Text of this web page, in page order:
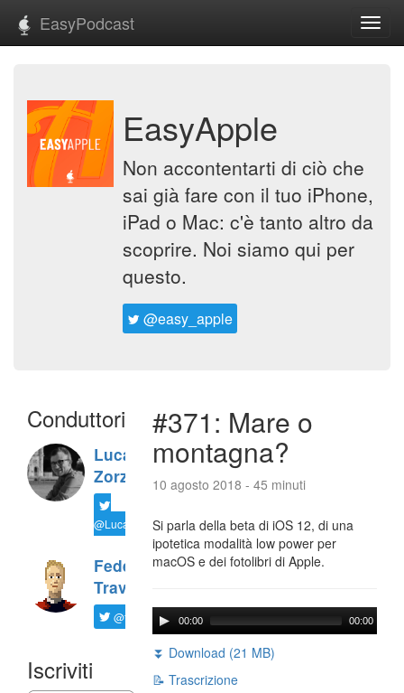
EasyPodcast
EasyApple
Non accontentarti di ciò che
sai già fare con il tuo iPhone,
iPad o Mac: c'è tanto altro da
scoprire. Noi siamo qui per
questo.
@easy_apple
Conduttori
Luca
Zorzi
@LucaTNT
Federico
Travaini
@ftrava
Iscriviti
#371: Mare o
montagna?
10 agosto 2018 - 45 minuti
Si parla della beta di iOS 12, di una
ipotetica modalità low power per
macOS e dei fotolibri di Apple.
00:00 00:00
⏬ Download (21 MB)
📝 Trascrizione